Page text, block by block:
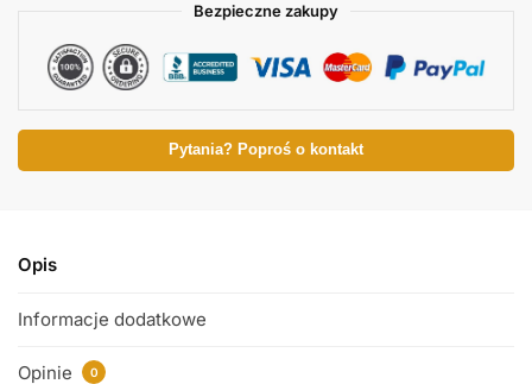
Bezpieczne zakupy
Pytania? Poproś o kontakt
Opis
Informacje dodatkowe
Opinie 0